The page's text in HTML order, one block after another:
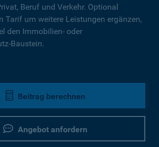
Beruf und Verkehr. Optional
Tarif um weitere Leistungen ergänzen,
den Immobilien- oder
Baustein.
Beitrag berechnen
Angebot anfordern